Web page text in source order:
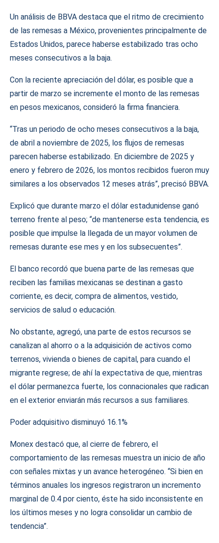
Un análisis de BBVA destaca que el ritmo de crecimiento
de las remesas a México, provenientes principalmente de
Estados Unidos, parece haberse estabilizado tras ocho
meses consecutivos a la baja.
Con la reciente apreciación del dólar, es posible que a
partir de marzo se incremente el monto de las remesas
en pesos mexicanos, consideró la firma financiera.
“Tras un periodo de ocho meses consecutivos a la baja,
de abril a noviembre de 2025, los flujos de remesas
parecen haberse estabilizado. En diciembre de 2025 y
enero y febrero de 2026, los montos recibidos fueron muy
similares a los observados 12 meses atrás”, precisó BBVA.
Explicó que durante marzo el dólar estadunidense ganó
terreno frente al peso; “de mantenerse esta tendencia, es
posible que impulse la llegada de un mayor volumen de
remesas durante ese mes y en los subsecuentes”.
El banco recordó que buena parte de las remesas que
reciben las familias mexicanas se destinan a gasto
corriente, es decir, compra de alimentos, vestido,
servicios de salud o educación.
No obstante, agregó, una parte de estos recursos se
canalizan al ahorro o a la adquisición de activos como
terrenos, vivienda o bienes de capital, para cuando el
migrante regrese; de ahí la expectativa de que, mientras
el dólar permanezca fuerte, los connacionales que radican
en el exterior enviarán más recursos a sus familiares.
Poder adquisitivo disminuyó 16.1%
Monex destacó que, al cierre de febrero, el
comportamiento de las remesas muestra un inicio de año
con señales mixtas y un avance heterogéneo. “Si bien en
términos anuales los ingresos registraron un incremento
marginal de 0.4 por ciento, éste ha sido inconsistente en
los últimos meses y no logra consolidar un cambio de
tendencia”.